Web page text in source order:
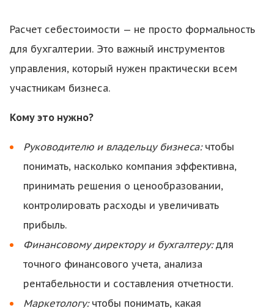
Расчет себестоимости — не просто формальность
для бухгалтерии. Это важный инструментов
управления, который нужен практически всем
участникам бизнеса.
Кому это нужно?
Руководителю и владельцу бизнеса:чтобы
понимать, насколько компания эффективна,
принимать решения о ценообразовании,
контролировать расходы и увеличивать
прибыль.
Финансовому директору и бухгалтеру:для
точного финансового учета, анализа
рентабельности и составления отчетности.
Маркетологу:чтобы понимать, какая